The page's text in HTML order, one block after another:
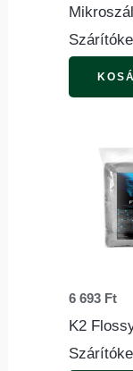
6 693 Ft
K2